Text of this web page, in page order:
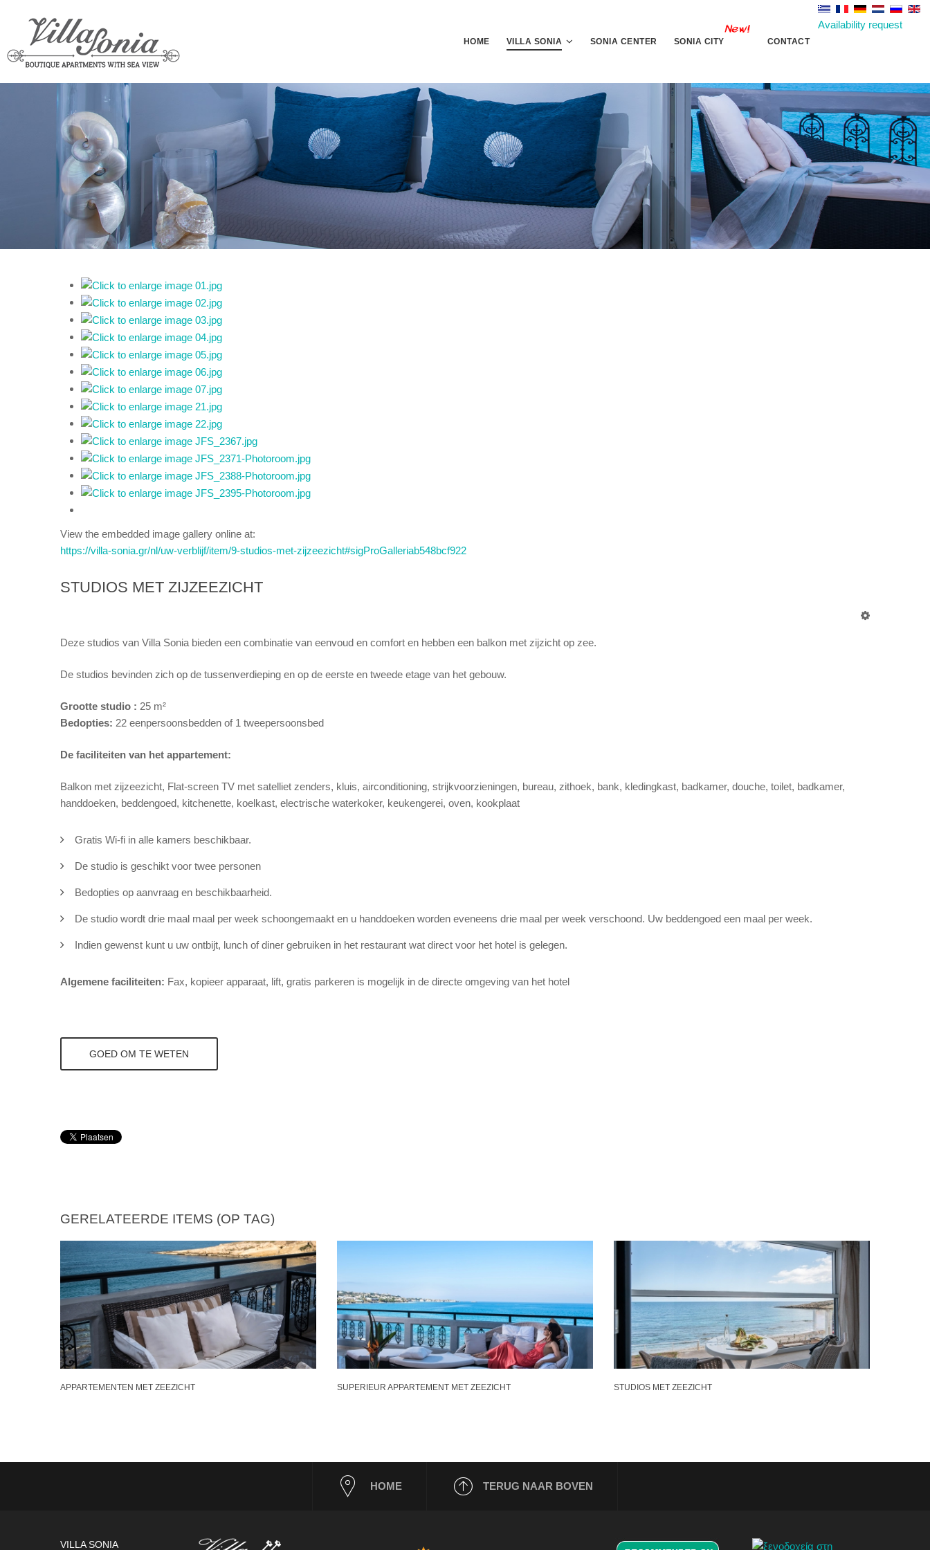
Availability request
HOME VILLA SONIA SONIA CENTER SONIA CITY CONTACT
View the embedded image gallery online at:
https://villa-sonia.gr/nl/uw-verblijf/item/9-studios-met-zijzeezicht#sigProGalleriab548bcf922
STUDIOS MET ZIJZEEZICHT
Deze studios van Villa Sonia bieden een combinatie van eenvoud en comfort en hebben een balkon met zijzicht op zee.
De studios bevinden zich op de tussenverdieping en op de eerste en tweede etage van het gebouw.
Grootte studio : 25 m²
Bedopties: 22 eenpersoonsbedden of 1 tweepersoonsbed
De faciliteiten van het appartement:
Balkon met zijzeezicht, Flat-screen TV met satelliet zenders, kluis, airconditioning, strijkvoorzieningen, bureau, zithoek, bank, kledingkast, badkamer, douche, toilet, badkamer,
handdoeken, beddengoed, kitchenette, koelkast, electrische waterkoker, keukengerei, oven, kookplaat
Gratis Wi-fi in alle kamers beschikbaar.
De studio is geschikt voor twee personen
Bedopties op aanvraag en beschikbaarheid.
De studio wordt drie maal maal per week schoongemaakt en u handdoeken worden eveneens drie maal per week verschoond. Uw beddengoed een maal per week.
Indien gewenst kunt u uw ontbijt, lunch of diner gebruiken in het restaurant wat direct voor het hotel is gelegen.
Algemene faciliteiten: Fax, kopieer apparaat, lift, gratis parkeren is mogelijk in de directe omgeving van het hotel
GOED OM TE WETEN
GERELATEERDE ITEMS (OP TAG)
APPARTEMENTEN MET ZEEZICHT SUPERIEUR APPARTEMENT MET ZEEZICHT STUDIOS MET ZEEZICHT
HOME TERUG NAAR BOVEN
VILLA SONIA